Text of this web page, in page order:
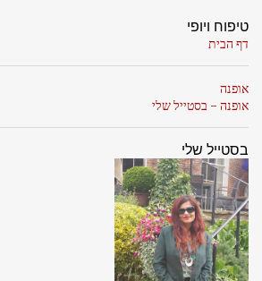
טיפוח ויופי
דף הבית
אופנה
אופנה - בסטייל שלי
בסטייל שלי